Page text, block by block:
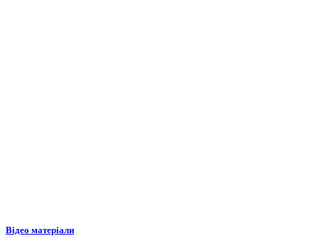
Відео матеріали